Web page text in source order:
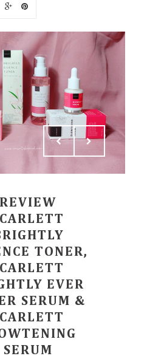
REVIEW
TONER,
EVER
SERUM &
SERUM